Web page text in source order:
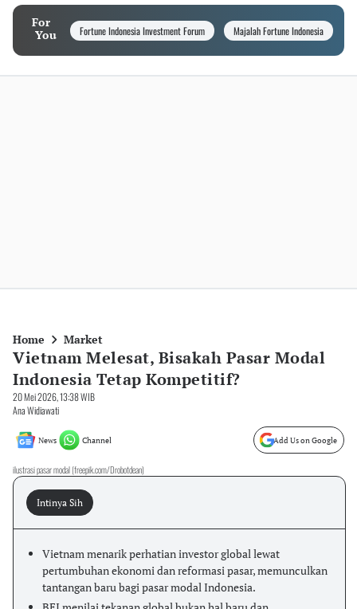
For
You
Fortune Indonesia Investment Forum Majalah Fortune Indonesia
Home Market
Vietnam Melesat, Bisakah Pasar Modal
Indonesia Tetap Kompetitif?
20 Mei 2026, 13:38 WIB
Ana Widiawati
News Channel Add Us on Google
ilustrasi pasar modal (freepik.com/Drobotdean)
Intinya Sih
Vietnam menarik perhatian investor global lewat
pertumbuhan ekonomi dan reformasi pasar, memunculkan
tantangan baru bagi pasar modal Indonesia.